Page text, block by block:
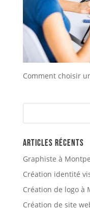
Comment choisir
Articles récents
Graphiste à
Création identité
Création de logo à
Création de site